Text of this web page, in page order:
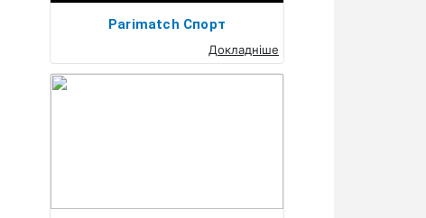
Parimatch Спорт
Докладніше